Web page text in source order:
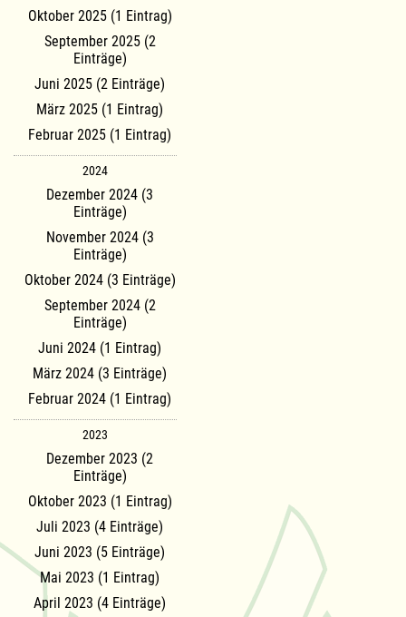
Oktober 2025 (1 Eintrag)
September 2025 (2
Einträge)
Juni 2025 (2 Einträge)
März 2025 (1 Eintrag)
Februar 2025 (1 Eintrag)
2024
Dezember 2024 (3
Einträge)
November 2024 (3
Einträge)
Oktober 2024 (3 Einträge)
September 2024 (2
Einträge)
Juni 2024 (1 Eintrag)
März 2024 (3 Einträge)
Februar 2024 (1 Eintrag)
2023
Dezember 2023 (2
Einträge)
Oktober 2023 (1 Eintrag)
Juli 2023 (4 Einträge)
Juni 2023 (5 Einträge)
Mai 2023 (1 Eintrag)
April 2023 (4 Einträge)